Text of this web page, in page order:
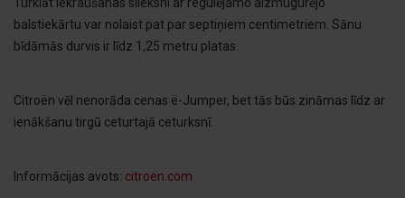
balstiekārtu var nolaist pat par septiņiem centimetriem. Sānu
bīdāmās durvis ir līdz 1,25 metru platas.
Citroën vēl nenorāda cenas ë-Jumper, bet tās būs zināmas līdz ar
ienākšanu tirgū ceturtajā ceturksnī.
Informācijas avots: citroen.com